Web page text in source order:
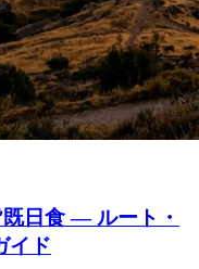
日食 ― ルート・
イド